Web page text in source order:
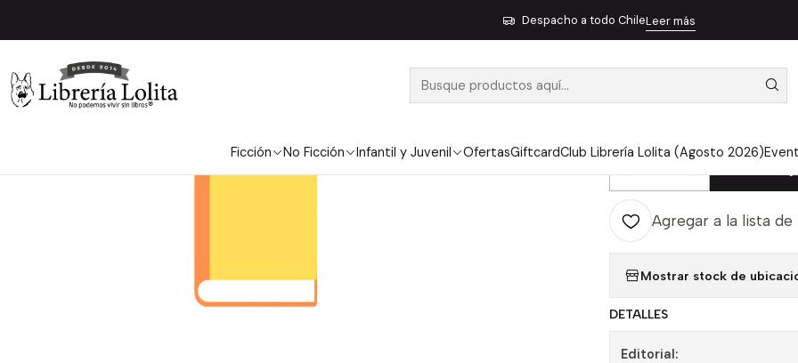
Ficción No Ficción Infantil y Juvenil OfertasGiftcardClub Librería Lolita (Agosto 2026)
Despacho a todo ChileLeer más
Autoayuda La Belleza Oculta De Las Palabras
LA BELLEZA
Cantidad
Agregar a la lista
Mostrar stock de
DETALLES
Editorial: